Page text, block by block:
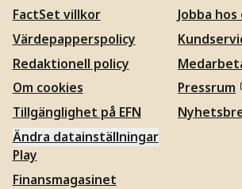
FactSet villkor
Värdepapperspolicy
Redaktionell policy
Om cookies
Tillgänglighet på EFN
Ändra datainställningar
Jobba hos
Pressrum
Play
Finansmagasinet